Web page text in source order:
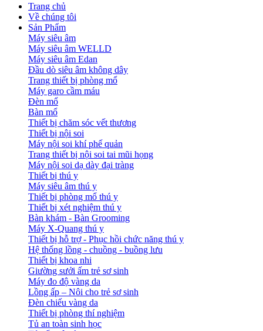
Trang chủ
Về chúng tôi
Sản Phẩm
Máy siêu âm
Máy siêu âm WELLD
Máy siêu âm Edan
Đầu dò siêu âm không dây
Trang thiết bị phòng mổ
Máy garo cầm máu
Đèn mổ
Bàn mổ
Thiết bị chăm sóc vết thương
Thiết bị nội soi
Máy nội soi khí phế quản
Trang thiết bị nội soi tai mũi họng
Máy nội soi dạ dày đại tràng
Thiết bị thú y
Máy siêu âm thú y
Thiết bị phòng mổ thú y
Thiết bị xét nghiệm thú y
Bàn khám - Bàn Grooming
Máy X-Quang thú y
Thiết bị hỗ trợ - Phục hồi chức năng thú y
Hệ thống lồng - chuồng - buồng lưu
Thiết bị khoa nhi
Giường sưởi ấm trẻ sơ sinh
Máy đo độ vàng da
Lồng ấp – Nôi cho trẻ sơ sinh
Đèn chiếu vàng da
Thiết bị phòng thí nghiệm
Tủ an toàn sinh học